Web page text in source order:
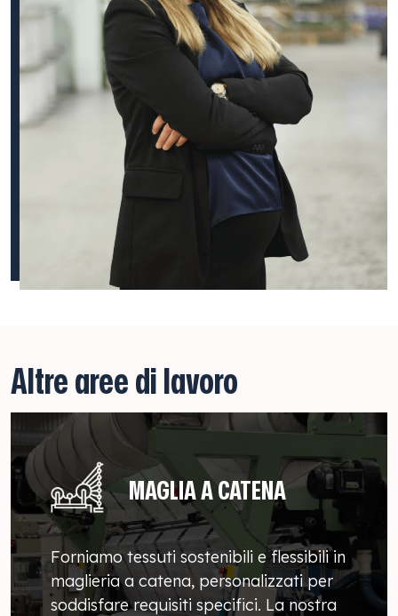
Altre aree di lavoro
MAGLIA A CATENA
Forniamo tessuti sostenibili e flessibili in
maglieria a catena, personalizzati per
soddisfare requisiti specifici. La nostra